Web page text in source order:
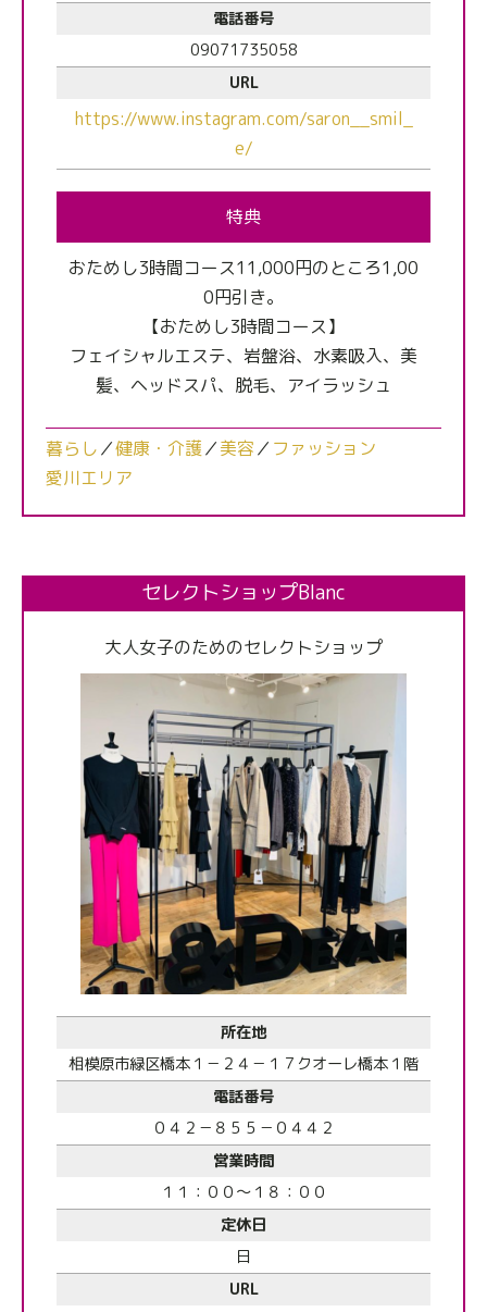
電話番号
09071735058
URL
https://www.instagram.com/saron__smil_
e/
特典
おためし3時間コース11,000円のところ1,00
0円引き。
【おためし3時間コース】
フェイシャルエステ、岩盤浴、水素吸入、美
髪、ヘッドスパ、脱毛、アイラッシュ
暮らし／健康・介護／美容／ ファッション
愛川エリア
セレクトショップBlanc
大人女子のためのセレクトショップ
所在地
相模原市緑区橋本１－２４－１７クオーレ橋本１階
電話番号
０４２－８５５－０４４２
営業時間
１１：００～１８：００
定休日
日
URL